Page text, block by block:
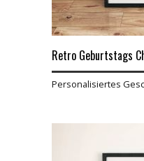
Retro Geburtstags
Personalisiertes